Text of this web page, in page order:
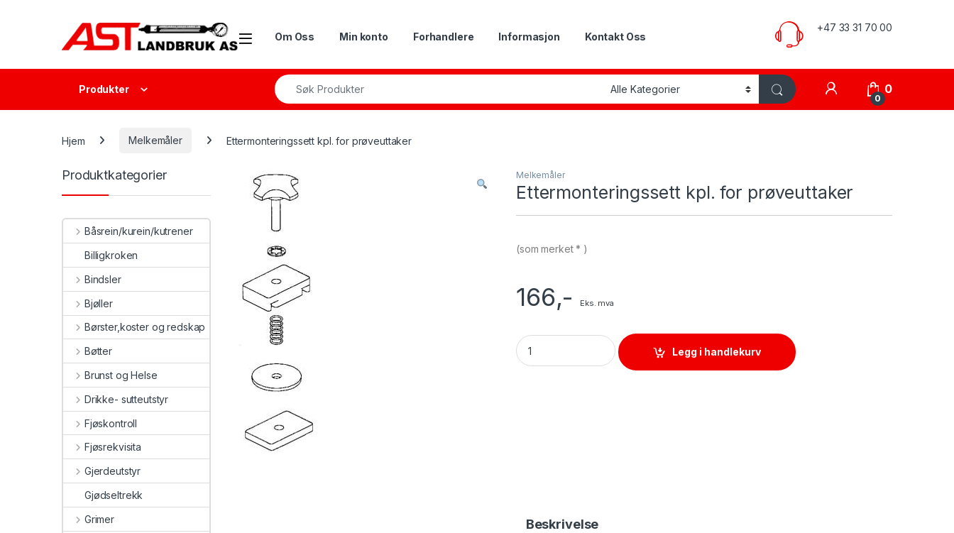
Open Om Oss Min konto Forhandlere Informasjon Kontakt Oss
+47 33 31 70 00
Produkter
Search for:
My Account
0
0
Hjem Melkemåler Ettermonteringssett kpl. for prøveuttaker
Melkemåler
Ettermonteringssett kpl. for prøveuttaker
(som merket * )
166,- Eks. mva
Ettermonteringssett kpl. for prøveuttaker quantity
Legg i handlekurv
Beskrivelse
Produktkategorier
Båsrein/kurein/kutrener
Billigkroken
Bindsler
Bjøller
Børster,koster og redskap
Bøtter
Brunst og Helse
Drikke- sutteutstyr
Fjøskontroll
Fjøsrekvisita
Gjerdeutstyr
Gjødseltrekk
Grimer